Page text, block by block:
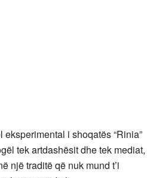
i shoqatës “Rinia”
tek artdashësit dhe tek mediat,
një traditë që nuk mund t’i